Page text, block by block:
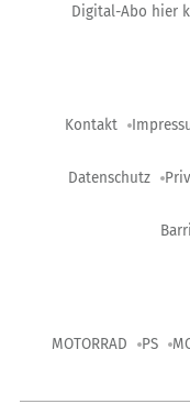
Digital-Abo hier
Kontakt
Datenschutz
MOTORRAD PS